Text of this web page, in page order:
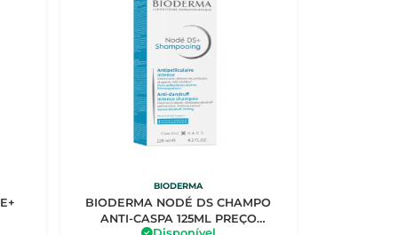
BIODERMA
BIODERMA NODÉ DS CHAMPO
ANTI-CASPA 125ML PREÇO